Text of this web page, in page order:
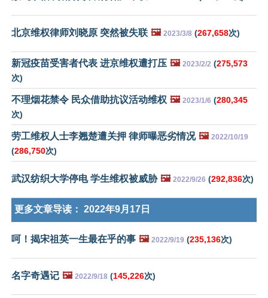
北京维权律师刘晓原 突然被失联 🖼️ 2023/3/8 (267,658次)
新冠疫苗受害者代表 进京维权遭打压 🖼️ 2023/2/2 (275,573
次)
不理烟花禁令 民众借助抗议活动维权 🖼️ 2023/1/6 (280,345
次)
劳工维权人士李翘楚遭关押 律师曝恶劣情况 🖼️ 2022/10/19
(286,750次)
武汉纺织大学停电 学生维权被威胁 🖼️ 2022/9/26 (292,836次)
更多文章导读： 2022年9月17日
呵！揭宋祖英一生最在乎的事 🖼️ 2022/9/19 (235,136次)
名字奇遇记 🖼️ 2022/9/18 (145,226次)